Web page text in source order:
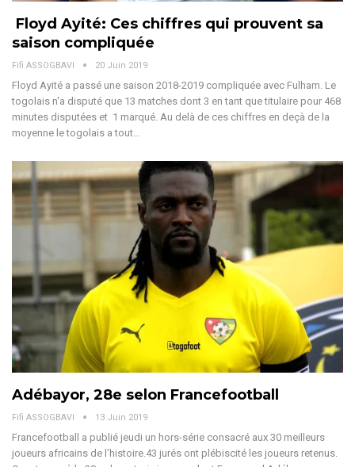
Floyd Ayité: Ces chiffres qui prouvent sa
saison compliquée
Fifi ASSOGBAVI 20 Juin 2019
Floyd Ayité a passé une saison 2018-2019 compliquée avec Fulham. Le
togolais n'a disputé que 13 matches dont 3 en tant que titulaire pour 468
minutes disputées et 1 marqué. Au delà de ces chiffres en deçà de la
moyenne le togolais a tout…
Adébayor, 28e selon Francefootball
Fifi ASSOGBAVI 13 Juin 2019
Francefootball a publié jeudi un hors-série consacré aux 30 meilleurs
joueurs africains de l’histoire.43 jurés ont plébiscité les joueurs retenus.